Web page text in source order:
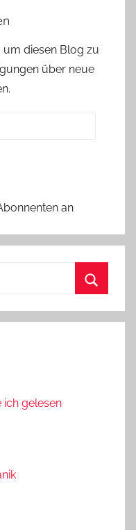
um diesen Blog zu
über neue
an
ich gelesen